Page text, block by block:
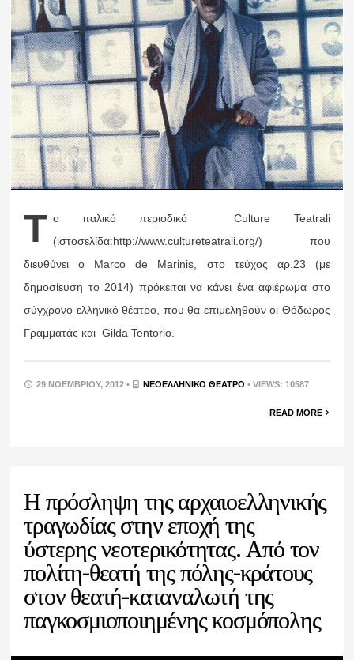
Τ ο ιταλικό περιοδικό Culture Teatrali
(ιστοσελίδα:http://www.cultureteatrali.org/) που
διευθύνει ο Marco de Marinis, στο τεύχος αρ.23 (με
δημοσίευση το 2014) πρόκειται να κάνει ένα αφιέρωμα στο
σύγχρονο ελληνικό θέατρο, που θα επιμεληθούν οι Θόδωρος
Γραμματάς και Gilda Tentorio.
29 ΝΟΕΜΒΡΊΟΥ, 2012 • ΝΕΟΕΛΛΗΝΙΚΌ ΘΈΑΤΡΟ • VIEWS: 10587
READ MORE
Η πρόσληψη της αρχαιοελληνικής
τραγωδίας στην εποχή της
ύστερης νεοτερικότητας. Από τον
πολίτη-θεατή της πόλης-κράτους
στον θεατή-καταναλωτή της
παγκοσμιοποιημένης κοσμόπολης